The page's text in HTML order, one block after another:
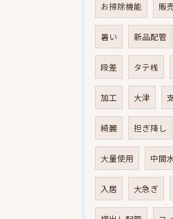
お掃除機能 販
暑い 新品配管
段差 タテ桟
加工 大津
綺麗 担ぎ降し
大量使用 中間
入居 大急ぎ